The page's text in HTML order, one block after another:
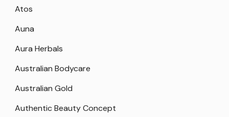
Atos
Auna
Aura Herbals
Australian Bodycare
Australian Gold
Authentic Beauty Concept